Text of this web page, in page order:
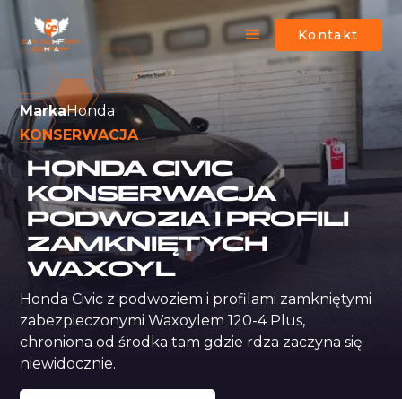
Kontakt
MarkaHonda
KONSERWACJA
HONDA CIVIC
KONSERWACJA
PODWOZIA I PROFILI
ZAMKNIĘTYCH
WAXOYL
Honda Civic z podwoziem i profilami zamkniętymi
zabezpieczonymi Waxoylem 120-4 Plus,
chroniona od środka tam gdzie rdza zaczyna się
niewidocznie.